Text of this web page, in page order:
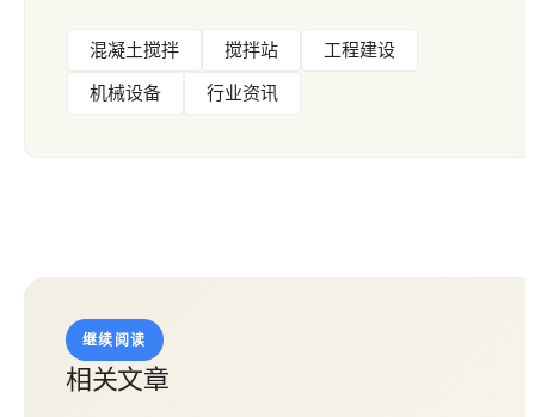
混凝土搅拌 搅拌站
工程建设
机械设备
行业资讯
继续阅读
相关文章